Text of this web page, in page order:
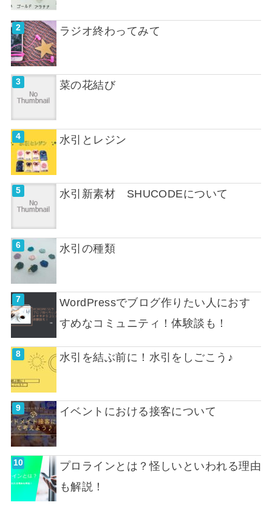
ラジオ終わってみて
菜の花結び
水引とレジン
水引新素材 SHUCODEについて
水引の種類
WordPressでブログ作りたい人におす
すめなコミュニティ！体験談も！
水引を結ぶ前に！水引をしごこう♪
イベントにおける接客について
プロラインとは？怪しいといわれる理由
も解説！